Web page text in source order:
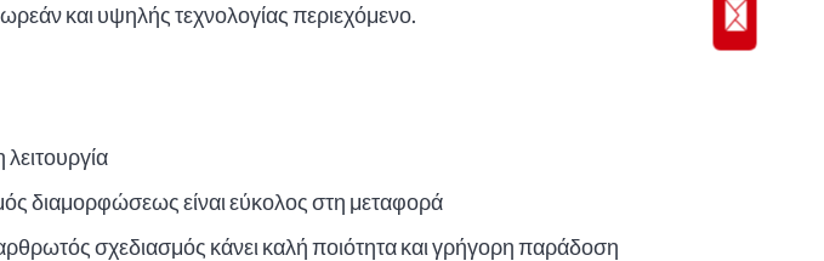
και υψηλής τεχνολογίας περιεχόμενο.
διαμορφώσεως είναι εύκολος στη μεταφορά
σχεδιασμός κάνει καλή ποιότητα και γρήγορη παράδοση